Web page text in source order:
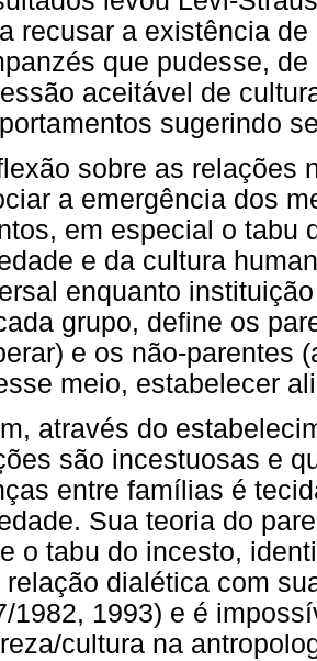
recusar a existência
que pudesse,
aceitável de
sugerindo
sobre as relações
a emergência dos
em especial o tabu
e da cultura
enquanto
grupo, define os
e os não-parentes
meio, estabelecer
através do
são incestuosas e
entre famílias é
Sua teoria do
o tabu do incesto,
relação dialética com
1982, 1993) e é
cultura na